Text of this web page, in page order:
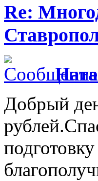
Re:
Добрый